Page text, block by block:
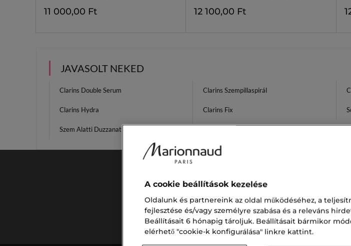
11 000,00 Ft 12 100,00 Ft
JAVASOLT NEKED
Clarins Double Serum Clarins Szempillaspirál
Clarins Hydra Clarins Fix
Szem Alatti Duzzanat
Ingyenes
szállítás
15.000 ft
felett
Ingyenes
szállítás az
üzletbe
A cookie beállítások kezelése
Oldalunk és partnereink az oldal működéséhez, a
fejlesztése és/vagy személyre szabása és a releváns
Beállításait 6 hónapig tároljuk. Beállításait bármikor
elérhető "cookie-k konfigurálása" linkre kattint.